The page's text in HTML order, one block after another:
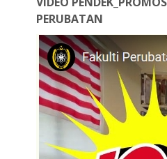
PERUBATAN